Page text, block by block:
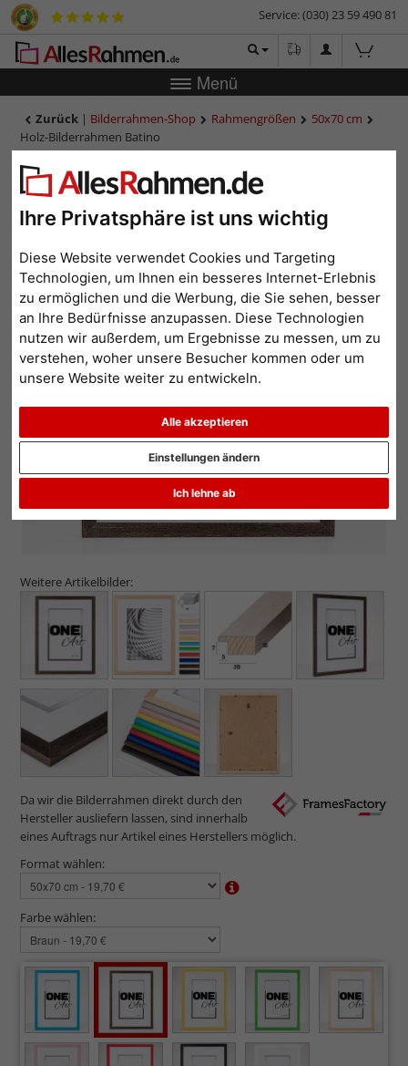
Ihre Privatsphäre ist uns wichtig
Diese Website verwendet Cookies und Targeting
Technologien, um Ihnen ein besseres Internet-Erlebnis
zu ermöglichen und die Werbung, die Sie sehen, besser
an Ihre Bedürfnisse anzupassen. Diese Technologien
nutzen wir außerdem, um Ergebnisse zu messen, um zu
verstehen, woher unsere Besucher kommen oder um
unsere Website weiter zu entwickeln.
Alle akzeptieren
Ich lehne ab
Einstellungen ändern
Service: (030) 23 59 490 81
Menü
Zurück | Bilderrahmen-Shop Rahmengrößen
50x70 cm
Holz-Bilderrahmen Batino
Holz-Bilderrahmen Batino
Zurück
Weitere Artikelbilder:
Da wir die Bilderrahmen direkt durch den
Hersteller ausliefern lassen, sind innerhalb
eines Auftrags nur Artikel eines Herstellers möglich.
Format wählen:
Farbe wählen: